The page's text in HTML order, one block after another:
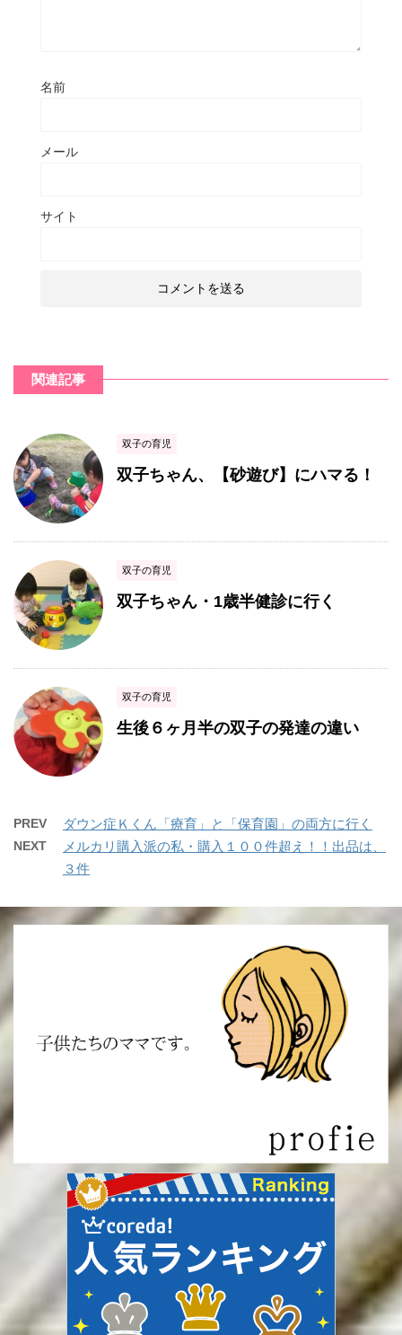
名前
メール
サイト
関連記事
双子の育児
双子ちゃん、【砂遊び】にハマる！
双子の育児
双子ちゃん・1歳半健診に行く
双子の育児
生後６ヶ月半の双子の発達の違い
PREV ダウン症Ｋくん「療育」と「保育園」の両方に行く
NEXT
メルカリ購入派の私・購入１００件超え！！出品は、
３件